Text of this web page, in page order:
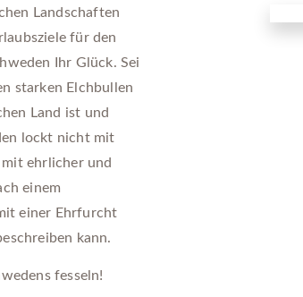
Landschaften
für den
Ihr Glück. Sei
starken Elchbullen
Land ist und
lockt nicht mit
ehrlicher und
einem
einer Ehrfurcht
kann.
fesseln!